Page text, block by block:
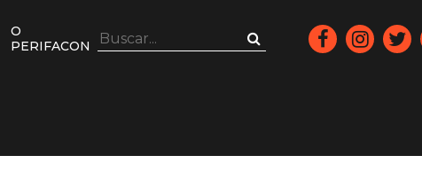
O
PERIFACON